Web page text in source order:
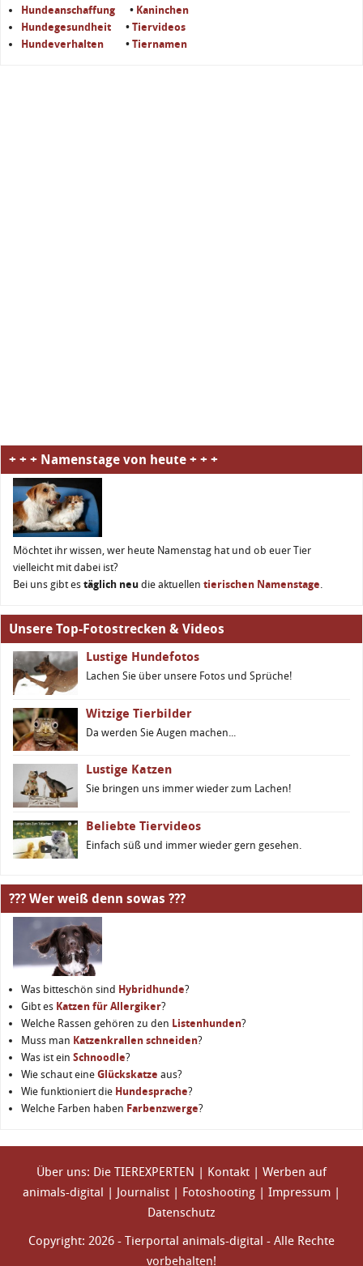
Hundeanschaffung • Kaninchen
Hundegesundheit • Tiervideos
Hundeverhalten • Tiernamen
+ + + Namenstage von heute + + +
Möchtet ihr wissen, wer heute Namenstag hat und ob euer Tier
vielleicht mit dabei ist?
Bei uns gibt es täglich neu die aktuellen tierischen Namenstage.
Unsere Top-Fotostrecken & Videos
Lustige Hundefotos
Lachen Sie über unsere Fotos und Sprüche!
Witzige Tierbilder
Da werden Sie Augen machen...
Lustige Katzen
Sie bringen uns immer wieder zum Lachen!
Beliebte Tiervideos
Einfach süß und immer wieder gern gesehen.
??? Wer weiß denn sowas ???
Was bitteschön sind Hybridhunde?
Gibt es Katzen für Allergiker?
Welche Rassen gehören zu den Listenhunden?
Muss man Katzenkrallen schneiden?
Was ist ein Schnoodle?
Wie schaut eine Glückskatze aus?
Wie funktioniert die Hundesprache?
Welche Farben haben Farbenzwerge?
Über uns: Die TIEREXPERTEN | Kontakt | Werben auf
animals-digital | Journalist | Fotoshooting | Impressum |
Datenschutz
Copyright: 2026 - Tierportal animals-digital - Alle Rechte
vorbehalten!